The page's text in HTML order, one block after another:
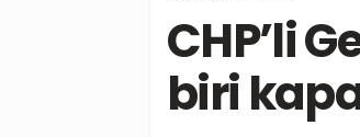
CHP’li
biri